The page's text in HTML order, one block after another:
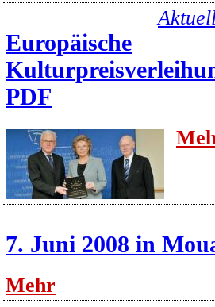
Europäische
PDF
7. Juni 2008 in
Mehr